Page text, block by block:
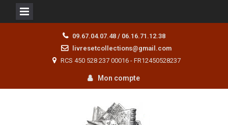
09.67.04.07.48 / 06.16.71.12.38
livresetcollections@gmail.com
RCS 450 528 237 00016 - FR12450528237
Mon compte